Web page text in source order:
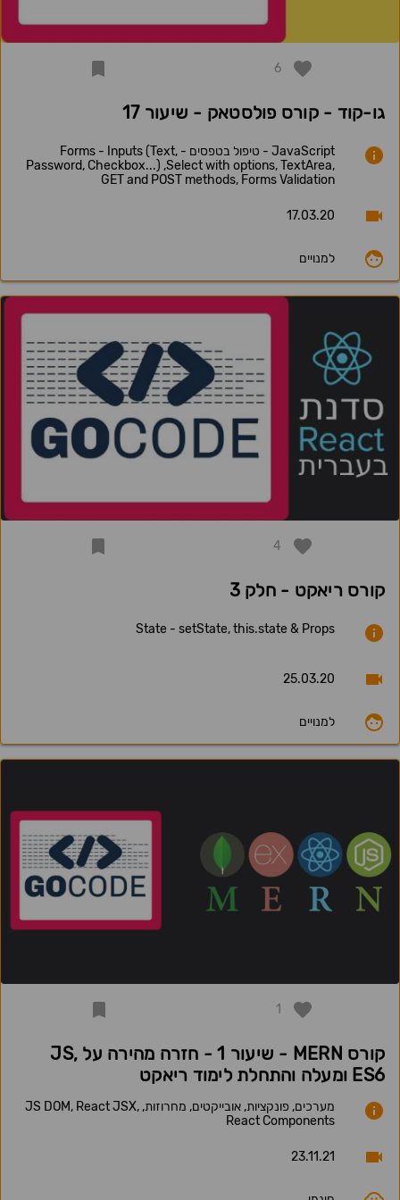
6
גו-קוד - קורס פולסטאק - שיעור 17
JavaScript - טיפול בטפסים - Forms - Inputs (Text,
Password, Checkbox...) ,Select with options, TextArea,
GET and POST methods, Forms Validation
17.03.20
למנויים
4
קורס ריאקט - חלק 3
State - setState, this.state & Props
25.03.20
למנויים
1
קורס MERN - שיעור 1 - חזרה מהירה על JS,
ES6 ומעלה והתחלת לימוד ריאקט
מערכים, פונקציות, אובייקטים, מחרוזות, JS DOM, React JSX,
React Components
23.11.21